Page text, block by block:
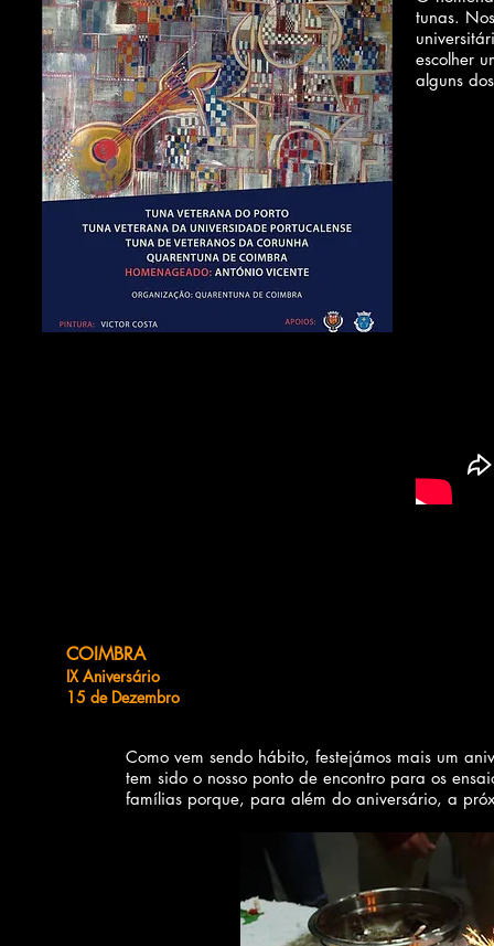
tunas.
escolher
alguns
COIMBRA
IX Aniversário
15 de Dezembro
Como vem sendo hábito, festejámos mais um
tem sido o nosso ponto de encontro para os
famílias porque, para além do aniversário, a